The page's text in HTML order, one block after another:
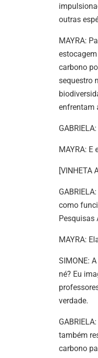
outras
MAYRA:
carbono
sequestro
enfrentam
MAYRA:
[VINHETA
como
Pesquisas
MAYRA:
SIMONE:
né? Eu
verdade.
também
carbono